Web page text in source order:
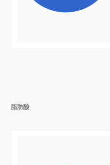
脂肪酸